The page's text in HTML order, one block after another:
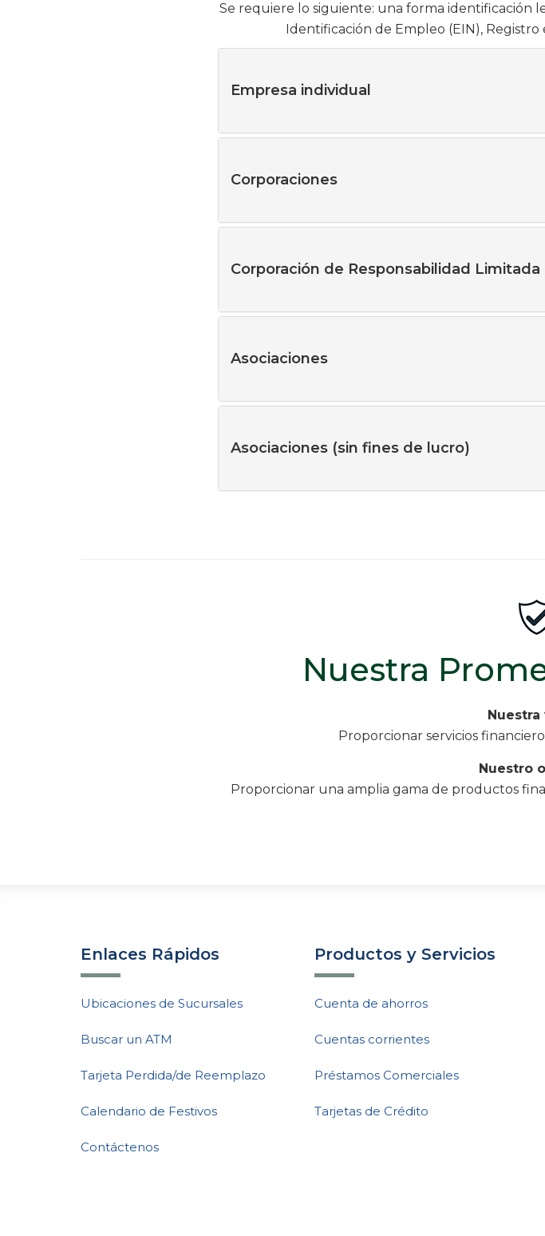
Se requiere lo siguiente: una forma identificación
Identificación de Empleo (EIN),
Empresa individual
Corporaciones
Corporación de Responsabilidad Limitada
Asociaciones
Asociaciones (sin fines de lucro)
Nuestra
Proporcionar servicios
Nuestro
Proporcionar una amplia gama de productos
Enlaces Rápidos
Ubicaciones de Sucursales
Buscar un ATM
Tarjeta Perdida/de Reemplazo
Calendario de Festivos
Contáctenos
Productos y Servicios
Cuenta de ahorros
Cuentas corrientes
Préstamos Comerciales
Tarjetas de Crédito